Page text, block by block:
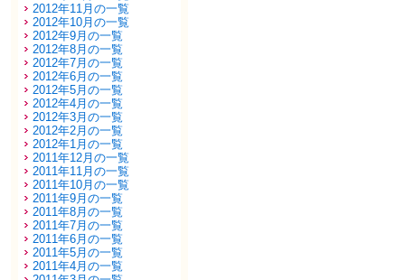
2012年11月の一覧
2012年10月の一覧
2012年9月の一覧
2012年8月の一覧
2012年7月の一覧
2012年6月の一覧
2012年5月の一覧
2012年4月の一覧
2012年3月の一覧
2012年2月の一覧
2012年1月の一覧
2011年12月の一覧
2011年11月の一覧
2011年10月の一覧
2011年9月の一覧
2011年8月の一覧
2011年7月の一覧
2011年6月の一覧
2011年5月の一覧
2011年4月の一覧